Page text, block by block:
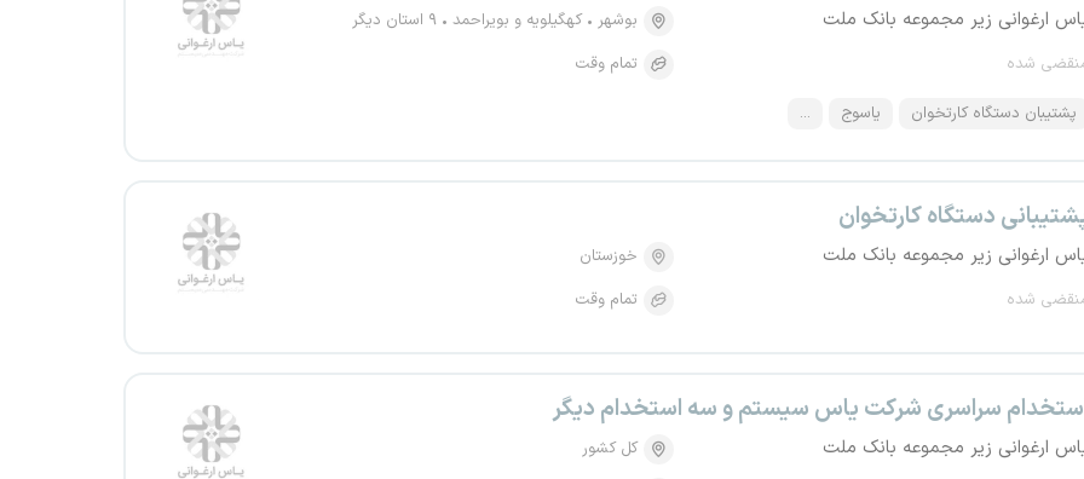
ارغوانی زیر مجموعه بانک ملت
شده
بوشهر کهگیلویه و بویراحمد
۹ استان دیگر
تمام وقت
پشتیبان دستگاه کارتخوان یاسوج ...
دستگاه کارتخوان
ارغوانی زیر مجموعه بانک ملت
شده
خوزستان
تمام وقت
سراسری شرکت یاس سیستم و سه استخدام دیگر
ارغوانی زیر مجموعه بانک ملت
کل کشور